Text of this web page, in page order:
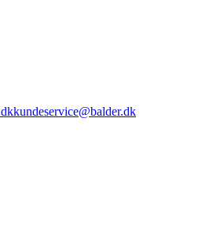
kundeservice@balder.dk